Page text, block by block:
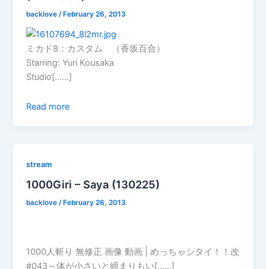
backlove/ February 26, 2013
ミカド8：カスタム （香坂百合）
Starring: Yuri Kousaka
Studio[……]
Read more
stream
1000Giri – Saya (130225)
backlove/ February 26, 2013
1000人斬り 無修正 画像 動画 | めっちゃシタイ！！改
#043～体が小さいと締まりもい[……]